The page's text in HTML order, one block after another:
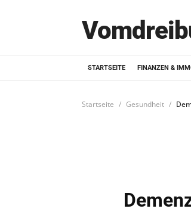
STARTSEITE FINANZEN &
Startseite Gesundheit